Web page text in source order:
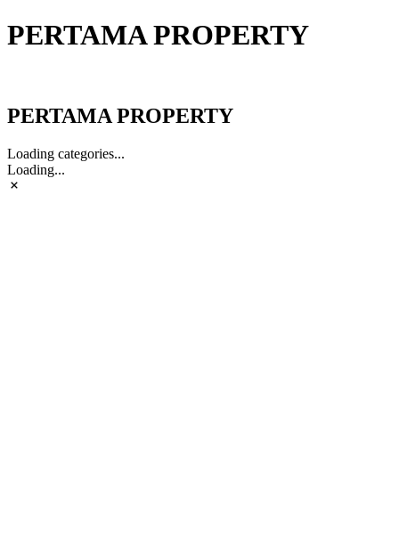
PERTAMA PROPERTY
PERTAMA PROPERTY
Loading categories...
Loading...